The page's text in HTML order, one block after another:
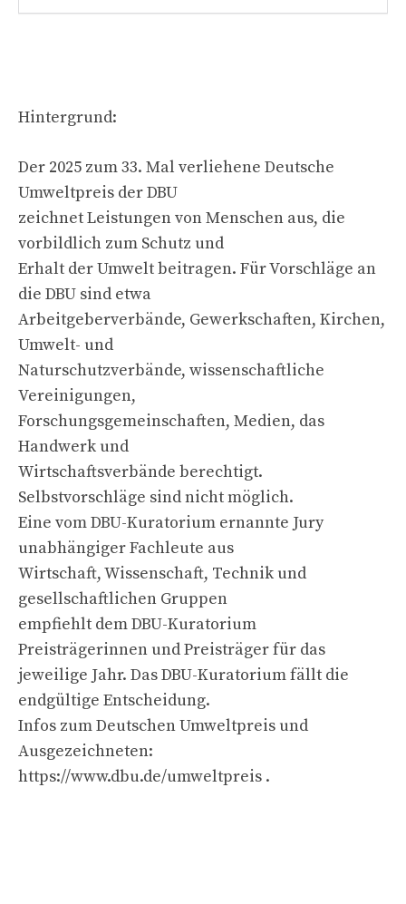
Hintergrund:
Der 2025 zum 33. Mal verliehene Deutsche
Umweltpreis der DBU
zeichnet Leistungen von Menschen aus, die
vorbildlich zum Schutz und
Erhalt der Umwelt beitragen. Für Vorschläge an
die DBU sind etwa
Arbeitgeberverbände, Gewerkschaften, Kirchen,
Umwelt- und
Naturschutzverbände, wissenschaftliche
Vereinigungen,
Forschungsgemeinschaften, Medien, das
Handwerk und
Wirtschaftsverbände berechtigt.
Selbstvorschläge sind nicht möglich.
Eine vom DBU-Kuratorium ernannte Jury
unabhängiger Fachleute aus
Wirtschaft, Wissenschaft, Technik und
gesellschaftlichen Gruppen
empfiehlt dem DBU-Kuratorium
Preisträgerinnen und Preisträger für das
jeweilige Jahr. Das DBU-Kuratorium fällt die
endgültige Entscheidung.
Infos zum Deutschen Umweltpreis und
Ausgezeichneten:
https://www.dbu.de/umweltpreis .